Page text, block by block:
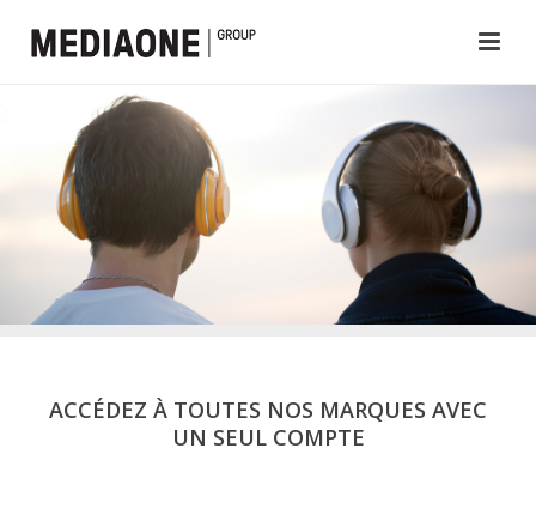
ACCÉDEZ À TOUTES NOS MARQUES AVEC
UN SEUL COMPTE